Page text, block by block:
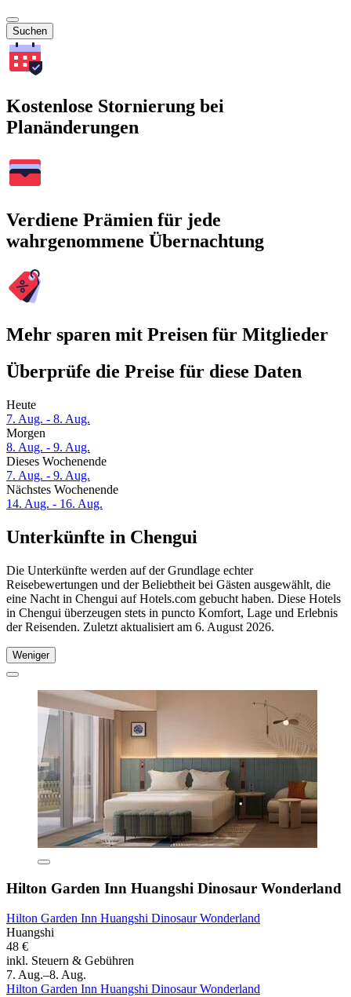
Suchen
Kostenlose Stornierung bei
Planänderungen
Verdiene Prämien für jede
wahrgenommene Übernachtung
Mehr sparen mit Preisen für Mitglieder
Überprüfe die Preise für diese Daten
Heute
7. Aug. - 8. Aug.
Morgen
8. Aug. - 9. Aug.
Dieses Wochenende
7. Aug. - 9. Aug.
Nächstes Wochenende
14. Aug. - 16. Aug.
Unterkünfte in Chengui
Die Unterkünfte werden auf der Grundlage echter
Reisebewertungen und der Beliebtheit bei Gästen ausgewählt, die
eine Nacht in Chengui auf Hotels.com gebucht haben. Diese Hotels
in Chengui überzeugen stets in puncto Komfort, Lage und Erlebnis
der Reisenden. Zuletzt aktualisiert am 6. August 2026.
Weniger
Hilton Garden Inn Huangshi Dinosaur Wonderland
Hilton Garden Inn Huangshi Dinosaur Wonderland
Huangshi
48 €
inkl. Steuern & Gebühren
7. Aug.–8. Aug.
Hilton Garden Inn Huangshi Dinosaur Wonderland